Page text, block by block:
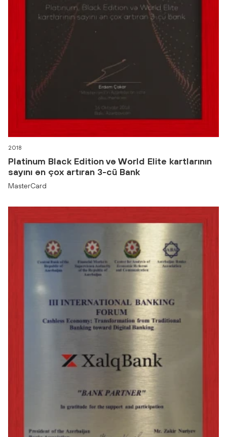
2018
Platinum Black Edition və World Elite kartlarının
sayını ən çox artıran 3-cü Bank
MasterCard